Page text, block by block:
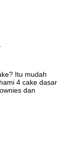
Itu mudah
4 cake dasar
dan